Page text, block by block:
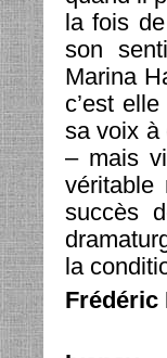
la fois
son
Marina
c’est
sa voix à
– mais
véritable
succès
la
Frédéric